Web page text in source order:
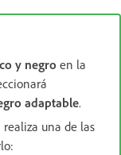
y negro en la
adaptable.
una de las